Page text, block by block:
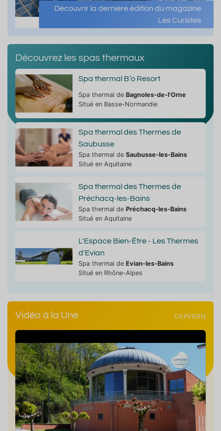
Découvrir la dernière édition du magazine
Les Curistes
Découvrez les spas thermaux
Spa thermal B’o Resort
Spa thermal de Bagnoles-de-l'Orne
Situé en Basse-Normandie
Spa thermal des Thermes de
Saubusse
Spa thermal de Saubusse-les-Bains
Situé en Aquitaine
Spa thermal des Thermes de
Préchacq-les-Bains
Spa thermal de Préchacq-les-Bains
Situé en Aquitaine
L'Espace Bien-Être - Les Thermes
d'Evian
Spa thermal de Evian-les-Bains
Situé en Rhône-Alpes
Vidéo à la Une CAPVERN